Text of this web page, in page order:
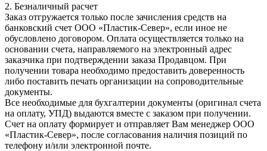
2. Безналичный расчет
Заказ отгружается только после зачисления средств на
банковский счет ООО «Пластик-Север», если иное не
обусловлено договором. Оплата осуществляется только на
основании счета, направляемого на электронный адрес
заказчика при подтверждении заказа Продавцом. При
получении товара необходимо предоставить доверенность
либо поставить печать организации на сопроводительные
документы.
Все необходимые для бухгалтерии документы (оригинал счета
на оплату, УПД) выдаются вместе с заказом при получении.
Счет на оплату формирует и отправляет Вам менеджер ООО
«Пластик-Север», после согласования наличия позиций по
телефону и/или электронной почте.